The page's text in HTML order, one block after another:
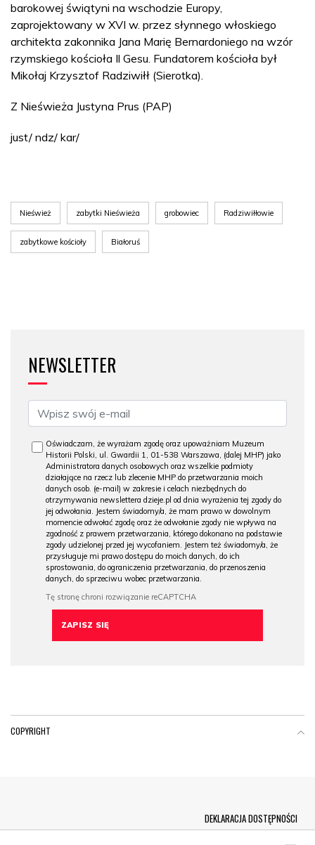
barokowej świątyni na wschodzie Europy,
zaprojektowany w XVI w. przez słynnego włoskiego
architekta zakonnika Jana Marię Bernardoniego na wzór
rzymskiego kościoła Il Gesu. Fundatorem kościoła był
Mikołaj Krzysztof Radziwiłł (Sierotka).
Z Nieświeża Justyna Prus (PAP)
just/ ndz/ kar/
Nieśwież zabytki Nieświeża grobowiec Radziwiłłowie
zabytkowe kościoły Białoruś
NEWSLETTER
Oświadczam, że wyrażam zgodę oraz upoważniam Muzeum
Historii Polski, ul. Gwardii 1, 01-538 Warszawa, (dalej MHP) jako
Administratora danych osobowych oraz wszelkie podmioty
działające na rzecz lub zlecenie MHP do przetwarzania moich
danych osob. (e-mail) w zakresie i celach niezbędnych do
otrzymywania newslettera dzieje.pl od dnia wyrażenia tej zgody do
jej odwołania. Jestem świadomy/a, że mam prawo w dowolnym
momencie odwołać zgodę oraz że odwołanie zgody nie wpływa na
zgodność z prawem przetwarzania, którego dokonano na podstawie
zgody udzielonej przed jej wycofaniem. Jestem też świadomy/a, że
przysługuje mi prawo dostępu do moich danych, do ich
sprostowania, do ograniczenia przetwarzania, do przenoszenia
danych, do sprzeciwu wobec przetwarzania.
COPYRIGHT
DEKLARACJA DOSTĘPNOŚCI